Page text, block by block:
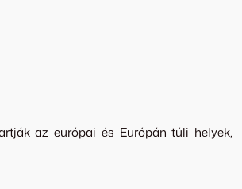
az európai és Európán túli helyek,